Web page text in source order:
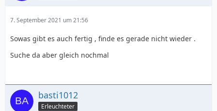
7. September 2021 um 21:56
Sowas gibt es auch fertig , finde es gerade nicht wieder .
Suche da aber gleich nochmal
basti1012
Erleuchteter